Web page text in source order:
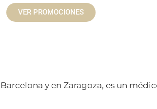
VER PROMOCIONES
y en Zaragoza, es un